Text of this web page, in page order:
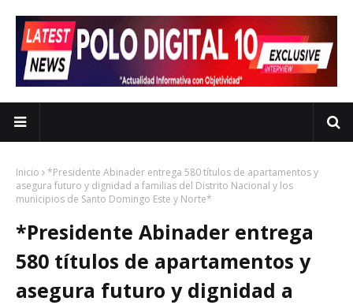
Inicio
*Presidente Abinader entrega 580 títulos de apartamentos y
asegura futuro y dignidad a familias del Distrito Nacional y los
municipios de Santo Domingo Este y Norte*
*Presidente Abinader entrega
580 títulos de apartamentos y
asegura futuro y dignidad a